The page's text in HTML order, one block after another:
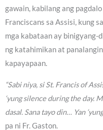
gawain, kabilang ang
Franciscans sa Assisi, kung
mga kabataan ay binigyang-
ng katahimikan at
kapayapaan.
“Sabi niya, si St. Francis of
‘yung silence during the day.
dasal. Sana tayo din… Yan
pa ni Fr. Gaston.